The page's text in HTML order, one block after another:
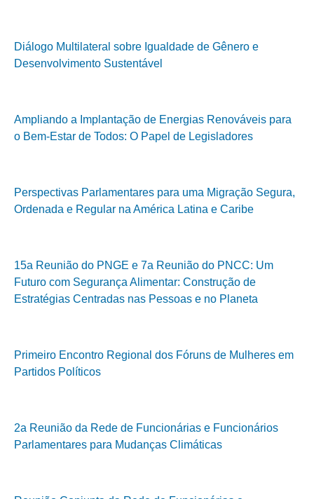
Diálogo Multilateral sobre Igualdade de Gênero e
Desenvolvimento Sustentável
Ampliando a Implantação de Energias Renováveis para
o Bem-Estar de Todos: O Papel de Legisladores
Perspectivas Parlamentares para uma Migração Segura,
Ordenada e Regular na América Latina e Caribe
15a Reunião do PNGE e 7a Reunião do PNCC: Um
Futuro com Segurança Alimentar: Construção de
Estratégias Centradas nas Pessoas e no Planeta
Primeiro Encontro Regional dos Fóruns de Mulheres em
Partidos Políticos
2a Reunião da Rede de Funcionárias e Funcionários
Parlamentares para Mudanças Climáticas